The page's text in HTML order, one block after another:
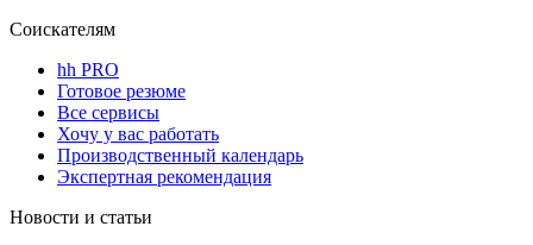
Соискателям
hh PRO
Готовое резюме
Все сервисы
Хочу у вас работать
Производственный календарь
Экспертная рекомендация
Новости и статьи